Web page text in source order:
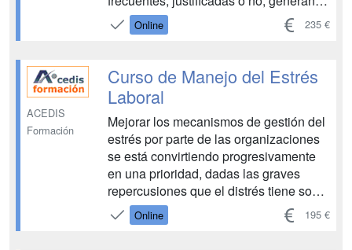
sobrecarga en los equipos, afectan a la
calidad del servicio y elevan
empresas. Más allá del control, se hace
imprescindible ...
Online 235 €
ACEDIS
Formación
Curso de Manejo del Estrés
Laboral
Mejorar los mecanismos de gestión del
estrés por parte de las organizaciones
se está convirtiendo progresivamente
en una prioridad, dadas las graves
repercusiones que el distrés tiene sobre
la salud de las personas que lo
padecen y también sobre las empresas
Online 195 €